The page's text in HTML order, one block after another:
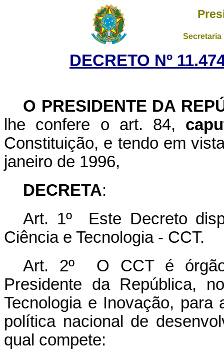
DECRETO Nº
O PRESIDENTE DA
lhe confere o art. 84,
Constituição, e tendo em
janeiro de 1996,
DECRETA:
Art. 1º Este Decreto
Ciência e Tecnologia - CCT.
Art. 2º O CCT é órgão
Presidente da República,
Tecnologia e Inovação, para
política nacional de
qual compete: